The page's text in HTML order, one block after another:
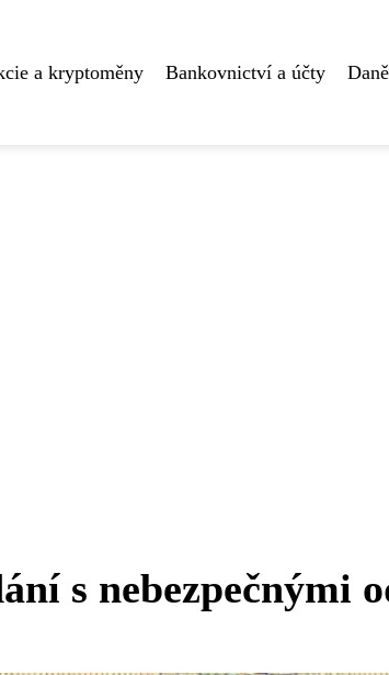
a kryptoměny Bankovnictví a účty
s nebezpečnými